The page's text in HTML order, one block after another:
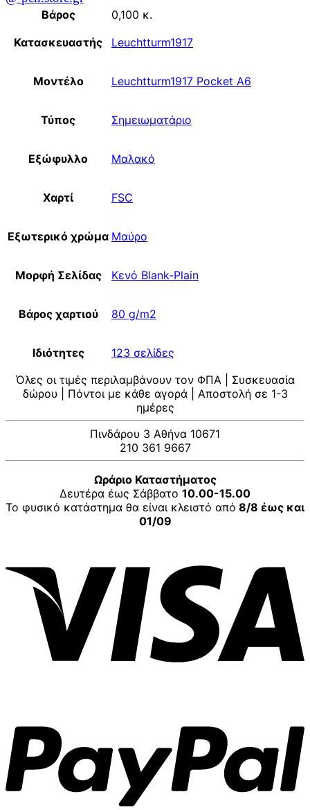
Βάρος
0,100 κ.
Κατασκευαστής
Leuchtturm1917
Μοντέλο Leuchtturm1917 Pocket A6
Τύπος Σημειωματάριο
Εξώφυλλο Μαλακό
Χαρτί FSC
Εξωτερικό χρώμα Μαύρο
Μορφή Σελίδας Κενό Blank-Plain
Βάρος χαρτιού 80 g/m2
Ιδιότητες
123 σελίδες
Όλες οι τιμές περιλαμβάνουν τον ΦΠΑ | Συσκευασία
δώρου | Πόντοι με κάθε αγορά | Αποστολή σε 1-3
ημέρες
Πινδάρου 3 Αθήνα 10671
210 361 9667
Ωράριο Καταστήματος
Δευτέρα έως Σάββατο 10.00-15.00
Το φυσικό κατάστημα θα είναι κλειστό από 8/8 έως και
01/09